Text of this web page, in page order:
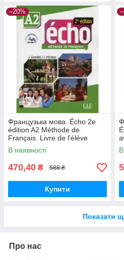
–20%
Французька мова. Écho 2e
édition A2 Méthode de
Français. Livre de l'élève
В наявності
470,40 ₴ 588 ₴
Купити
Показати
Про нас